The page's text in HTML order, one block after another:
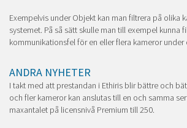
Exempelvis under Objekt kan man filtrera på olika
systemet. På så sätt skulle man till exempel kunna
kommunikationsfel för en eller flera kameror under
ANDRA NYHETER
I takt med att prestandan i Ethiris blir bättre och
och fler kameror kan anslutas till en och samma
maxantalet på licensnivå Premium till 250.